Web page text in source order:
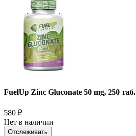
FuelUp Zinc Gluconate 50 mg, 250 таб.
580 ₽
Нет в наличии
Отслеживать